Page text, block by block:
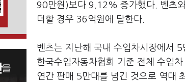
90만원)보다 9.12% 증가했다. 벤츠
더할 경우 36억원에 달한다.
벤츠는 지난해 국내 수입차시장에서
한국수입자동차협회 기준 전체 수입
연간 판매 5만대를 넘긴 것으로 역대